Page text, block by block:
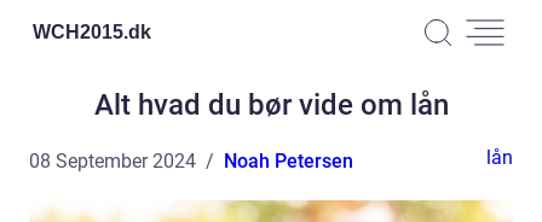
WCH2015.dk
Alt hvad du bør vide om lån
08 September 2024 Noah Petersen lån